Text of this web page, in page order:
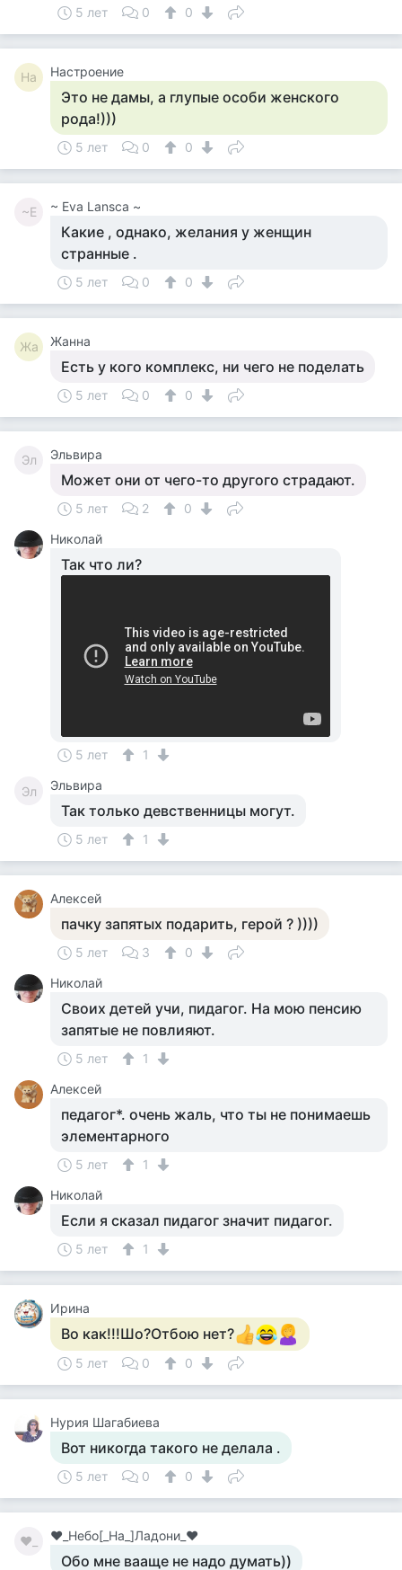
5 лет 0 0
На Настроение
Это не дамы, а глупые особи женского
рода!)))
5 лет 0 0
~E ~ Eva Lansca ~
Какие , однако, желания у женщин
странные .
5 лет 0 0
Жа Жанна
Есть у кого комплекс, ни чего не поделать
5 лет 0 0
Эл Эльвира
Может они от чего-то другого страдают.
5 лет 2
0
Николай
Так что ли?
5 лет 1
Эл Эльвира
Так только девственницы могут.
5 лет 1
Алексей
пачку запятых подарить, герой ? ))))
5 лет 3
0
Николай
Своих детей учи, пидагог. На мою пенсию
запятые не повлияют.
5 лет
1
Алексей
педагог*. очень жаль, что ты не понимаешь
элементарного
5 лет
1
Николай
Если я сказал пидагог значит пидагог.
5 лет 1
Ирина
Во как!!!Шо?Отбою нет?
5 лет 0 0
Нурия Шагабиева
Вот никогда такого не делала .
5 лет 0 0
♥_ ♥_Небо[_На_]Ладони_♥
Обо мне вааще не надо думать))